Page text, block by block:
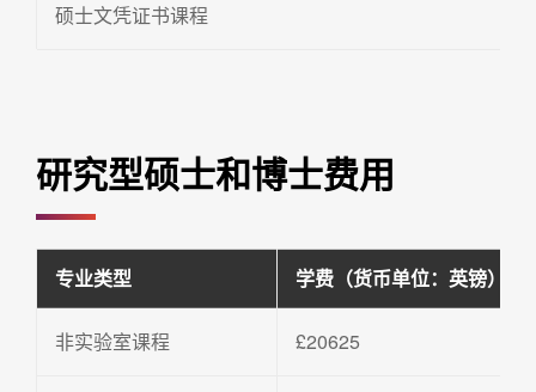
硕士文凭证书课程
研究型硕士和博士费用
专业类型 学费（货币单位：英镑）
非实验室课程 £20625